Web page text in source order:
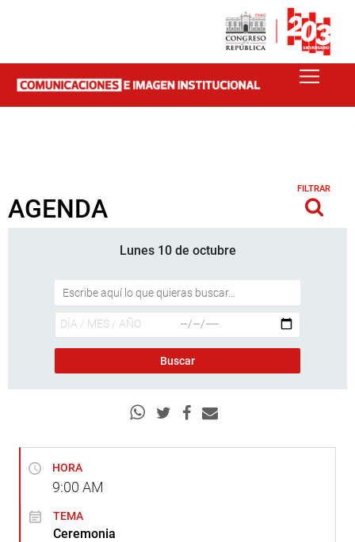
AGENDA
FILTRAR
Lunes 10 de octubre
HORA
9:00 AM
TEMA
Ceremonia